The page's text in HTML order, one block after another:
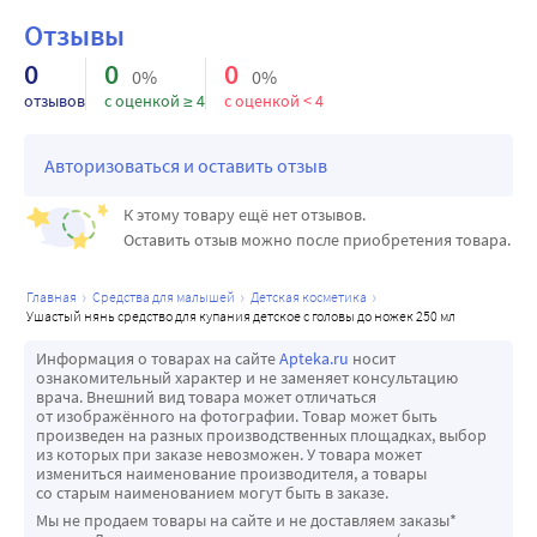
жизни;
• придает волосам блеск и ухоженный вид;
• не щиплет глазки;
Специальные особенности: не содержит: красителей,
ингредиентов.
Результат: кожа и волосы очищены, нет раздражения,
Отзывы
0
отзывов
0 0%
с оценкой ≥ 4
0 0%
с оценкой < 4
Авторизоваться и оставить отзыв
К этому товару ещё нет отзывов.
Оставить отзыв можно после приобретения товара.
главная средства для малышей
детская косметика
ушастый нянь средство для купания детское с головы до ножек 250 мл
Информация о товарах на сайтеApteka.ru носит
ознакомительный характер и не заменяет консультацию
врача. Внешний вид товара может отличаться
от изображённого на фотографии. Товар может быть
произведен на разных производственных площадках, выбор
из которых при заказе невозможен. У товара может
измениться наименование производителя, а товары
со старым наименованием могут быть в заказе.
Мы не продаем товары на сайте и не доставляем заказы*